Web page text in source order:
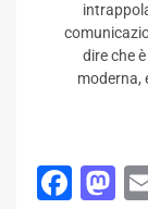
dire che
moderna,